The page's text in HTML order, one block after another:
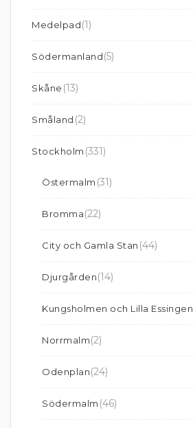
Medelpad(1)
Södermanland(5)
Skåne (13)
Småland (2)
Stockholm (331)
Östermalm (31)
Bromma(22)
City och Gamla Stan (44)
Djurgården(14)
Kungsholmen och Lilla Essingen
Norrmalm(2)
Odenplan(24)
Södermalm (46)